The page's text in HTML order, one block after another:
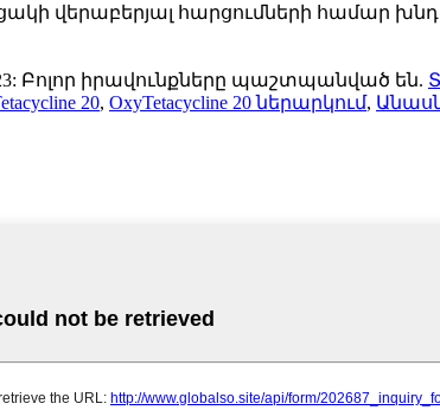
վերաբերյալ հարցումների համար
Բոլոր իրավունքները պաշտպանված են.
20, OxyTetacycline 20 ներարկում,